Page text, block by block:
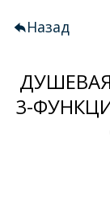
Унитазы
Мебель
Назад
3-